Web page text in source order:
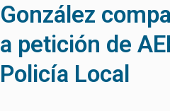
González
a petición de
Policía Local